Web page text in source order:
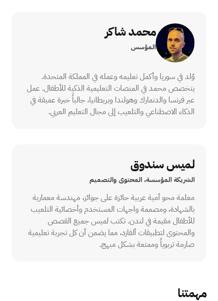
محمد شاكر
المؤسس
وُلد في سوريا وأكمل تعليمه وعمله في المملكة المتحدة.
يتخصص محمد في المنصات التعليمية الذكية للأطفال. عمل
عبر فرنسا والدنمارك وهولندا وبريطانيا، جالباً خبرة عميقة في
الذكاء الاصطناعي والتلعيب إلى مجال التعليم العربي.
لميس سندوق
الشريكة المؤسسة، المحتوى والتصميم
معلمة محو أمية عربية حائزة على جوائز، مهندسة معمارية
بالشهادة، ومصممة واجهات المستخدم وأخصائية التلعيب
للأطفال مقيمة في لندن. تكتب لميس جميع القصص
والمحتوى لتطبيقات ألفازد، مما يضمن أن كل تجربة تعليمية
صارمة تربوياً وممتعة بشكل مبهج.
مهمتنا